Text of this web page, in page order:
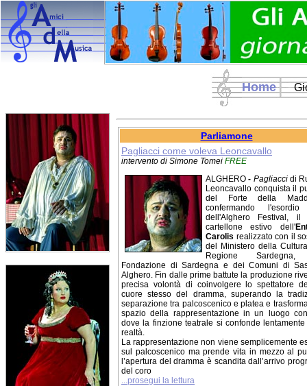
Home
Parliamone
Pagliacci come voleva Leoncavallo
intervento di Simone Tomei FREE
ALGHERO- Pagliacci di
Leoncavallo conquista il
del Forte della
confermando
dell'Alghero Festival, il
cartellone estivo dell'
Carolis realizzato con il
del Ministero della
Regione Sardegna,
Fondazione di Sardegna e dei Comuni di
Alghero. Fin dalle prime battute la produzione
precisa volontà di coinvolgere lo spettatore
cuore stesso del dramma, superando la
separazione tra palcoscenico e platea e
spazio della rappresentazione in un luogo
dove la finzione teatrale si confonde
realtà.
La rappresentazione non viene semplicemente
sul palcoscenico ma prende vita in mezzo al
l’apertura del dramma è scandita dall’arrivo
del coro
...prosegui la lettura